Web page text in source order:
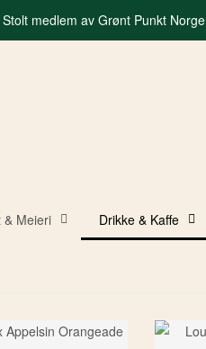
Stolt medlem av Grønt Punkt Norge
& Meieri Drikke & Kaffe